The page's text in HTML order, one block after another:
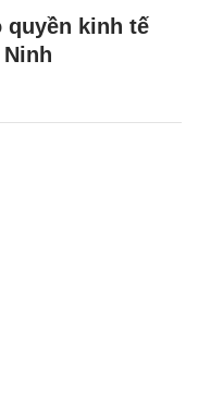
quyền kinh tế